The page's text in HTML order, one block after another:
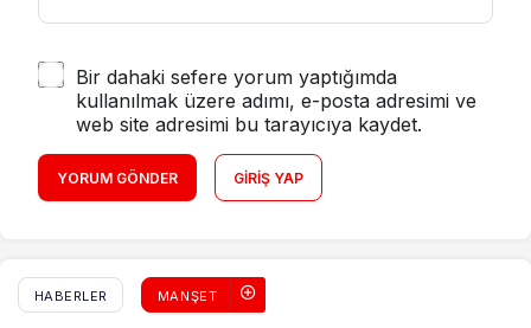
Bir dahaki sefere yorum yaptığımda
kullanılmak üzere adımı, e-posta adresimi ve
web site adresimi bu tarayıcıya kaydet.
YORUM GÖNDER GIRIŞ YAP
HABERLER MANŞET